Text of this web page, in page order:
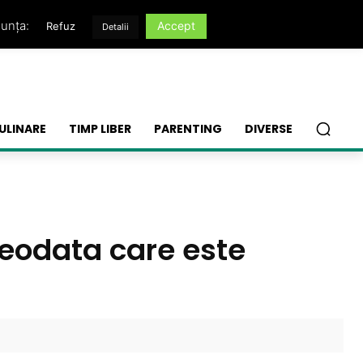
TIMP LIBER PARENTING DIVERSE
care este
Refuz Detalii Accept